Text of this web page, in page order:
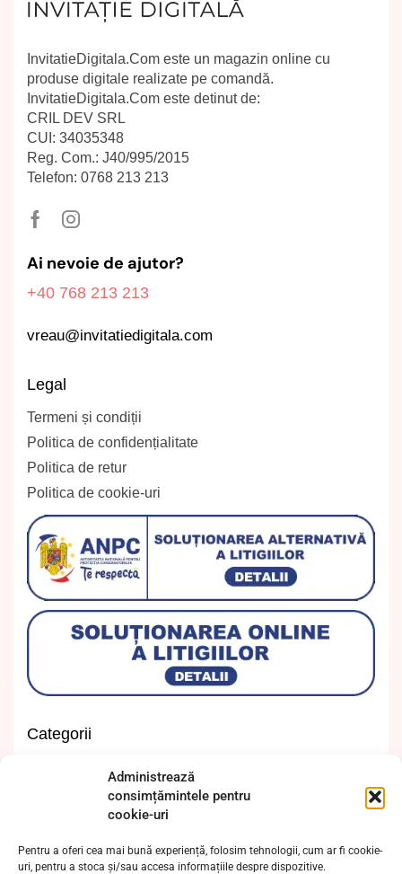
Administrează
consimțămintele pentru
cookie-uri
Pentru a oferi cea mai bună experiență, folosim tehnologii, cum ar fi cookie-
uri, pentru a stoca și/sau accesa informațiile despre dispozitive.
InvitatieDigitala.Com este un magazin online cu
produse digitale realizate pe comandă.
InvitatieDigitala.Com este detinut de:
CRIL DEV SRL
CUI: 34035348
Reg. Com.: J40/995/2015
Telefon: 0768 213 213
Ai nevoie de ajutor?
+40 768 213 213
vreau@invitatiedigitala.com
Legal
Termeni și condiții
Politica de confidențialitate
Politica de retur
Politica de cookie-uri
Categorii
Invitații de botez
Invitații de nuntă
Invitații majorat
Invitații moț și turtă